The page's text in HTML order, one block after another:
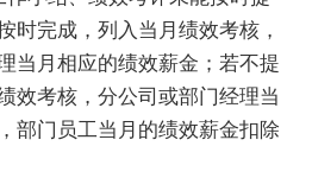
时完成，列入当月绩效考核，
当月相应的绩效薪金；若不提
效考核，分公司或部门经理当
部门员工当月的绩效薪金扣除